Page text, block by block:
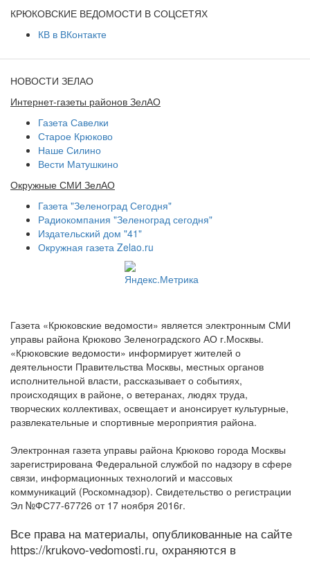
КРЮКОВСКИЕ ВЕДОМОСТИ В СОЦСЕТЯХ
КВ в ВКонтакте
НОВОСТИ ЗЕЛАО
Интернет-газеты районов ЗелАО
Газета Савелки
Старое Крюково
Наше Силино
Вести Матушкино
Окружные СМИ ЗелАО
Газета "Зеленоград Сегодня"
Радиокомпания "Зеленоград сегодня"
Издательский дом "41"
Окружная газета Zelao.ru
Газета «Крюковские ведомости» является электронным СМИ
управы района Крюково Зеленоградского АО г.Москвы.
«Крюковские ведомости» информирует жителей о
деятельности Правительства Москвы, местных органов
исполнительной власти, рассказывает о событиях,
происходящих в районе, о ветеранах, людях труда,
творческих коллективах, освещает и анонсирует культурные,
развлекательные и спортивные мероприятия района.
Электронная газета управы района Крюково города Москвы
зарегистрирована Федеральной службой по надзору в сфере
связи, информационных технологий и массовых
коммуникаций (Роскомнадзор). Свидетельство о регистрации
Эл №ФС77-67726 от 17 ноября 2016г.
Все права на материалы, опубликованные на сайте
https://krukovo-vedomosti.ru, охраняются в